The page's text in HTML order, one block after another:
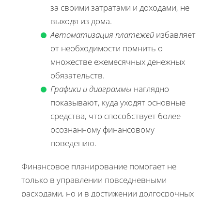
за своими затратами и доходами, не
выходя из дома.
Автоматизация платежей избавляет
от необходимости помнить о
множестве ежемесячных денежных
обязательств.
Графики и диаграммы наглядно
показывают, куда уходят основные
средства, что способствует более
осознанному финансовому
поведению.
Финансовое планирование помогает не
только в управлении повседневными
расходами, но и в достижении долгосрочных